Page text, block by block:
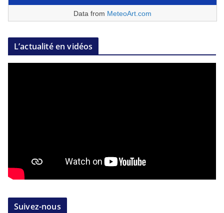
Data from MeteoArt.com
L’actualité en vidéos
Suivez-nous